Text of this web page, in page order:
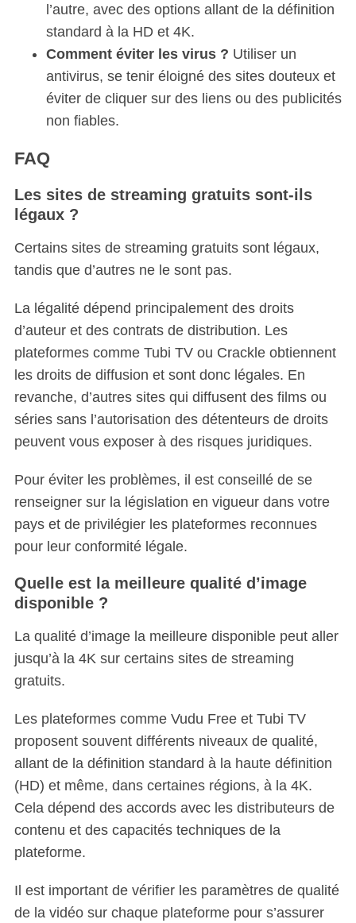
l’autre, avec des options allant de la définition
standard à la HD et 4K.
Comment éviter les virus ? Utiliser un
antivirus, se tenir éloigné des sites douteux et
éviter de cliquer sur des liens ou des publicités
non fiables.
FAQ
Les sites de streaming gratuits sont-ils
légaux ?
Certains sites de streaming gratuits sont légaux,
tandis que d’autres ne le sont pas.
La légalité dépend principalement des droits
d’auteur et des contrats de distribution. Les
plateformes comme Tubi TV ou Crackle obtiennent
les droits de diffusion et sont donc légales. En
revanche, d’autres sites qui diffusent des films ou
séries sans l’autorisation des détenteurs de droits
peuvent vous exposer à des risques juridiques.
Pour éviter les problèmes, il est conseillé de se
renseigner sur la législation en vigueur dans votre
pays et de privilégier les plateformes reconnues
pour leur conformité légale.
Quelle est la meilleure qualité d’image
disponible ?
La qualité d’image la meilleure disponible peut aller
jusqu’à la 4K sur certains sites de streaming
gratuits.
Les plateformes comme Vudu Free et Tubi TV
proposent souvent différents niveaux de qualité,
allant de la définition standard à la haute définition
(HD) et même, dans certaines régions, à la 4K.
Cela dépend des accords avec les distributeurs de
contenu et des capacités techniques de la
plateforme.
Il est important de vérifier les paramètres de qualité
de la vidéo sur chaque plateforme pour s’assurer